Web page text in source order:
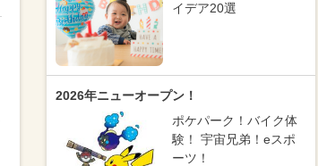
イデア20選
2026年ニューオープン！
ポケパーク！バイク体
験！ 宇宙兄弟！eスポ
ーツ！